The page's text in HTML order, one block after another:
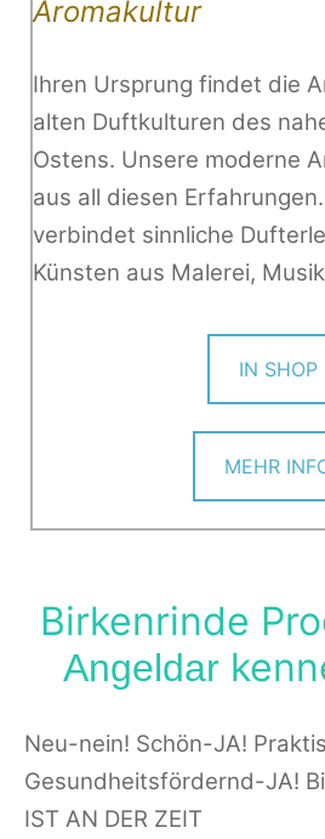
Aromakultur
Ihren Ursprung findet die
alten Duftkulturen des
Ostens. Unsere moderne
aus all diesen
verbindet sinnliche
Künsten aus Malerei,
IN SHOP
MEHR
Birkenrinde
Angeldar
Neu-nein! Schön-JA!
Gesundheitsfördernd-JA!
IST AN DER ZEIT